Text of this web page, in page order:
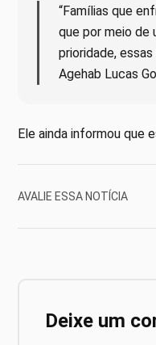
“Famílias que
que por meio de
prioridade,
Agehab Lucas
Ele ainda informou que
AVALIE ESSA NOTÍCIA
Deixe um